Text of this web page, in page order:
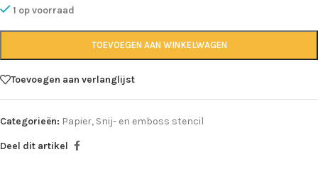
1 op voorraad
TOEVOEGEN AAN WINKELWAGEN
Toevoegen aan verlanglijst
Categorieën: Papier, Snij- en emboss stencil
Deel dit artikel